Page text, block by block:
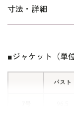
寸法・詳細
■ジャケット（単
バスト